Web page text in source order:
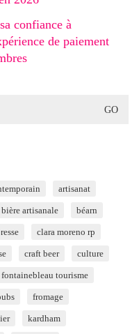
confiance à
de paiement
artisanat
bière artisanale béarn
clara moreno rp
craft beer culture
fontainebleau tourisme
fromage
kardham